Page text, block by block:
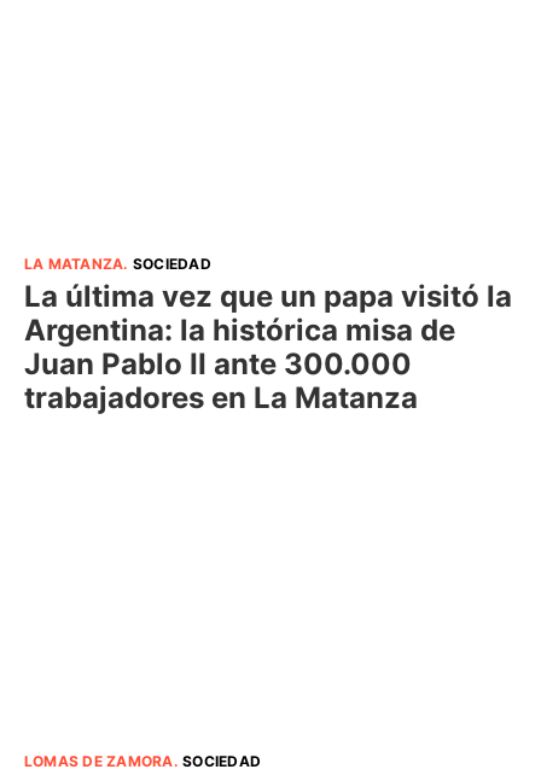
LA MATANZA. SOCIEDAD
La última vez que un papa visitó la
Argentina: la histórica misa de
Juan Pablo II ante 300.000
trabajadores en La Matanza
LOMAS DE ZAMORA.SOCIEDAD